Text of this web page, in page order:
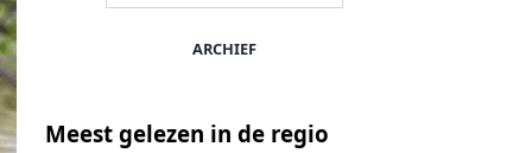
ARCHIEF
Meest gelezen in de regio